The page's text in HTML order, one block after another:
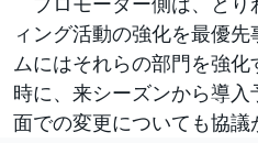
ィング活動の強化を最優
ムにはそれらの部門を強
時に、来シーズンから導
面での変更についても協議